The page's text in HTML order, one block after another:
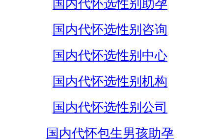
国内代怀选性别助孕
国内代怀选性别咨询
国内代怀选性别中心
国内代怀选性别机构
国内代怀选性别公司
国内代怀包生男孩助孕